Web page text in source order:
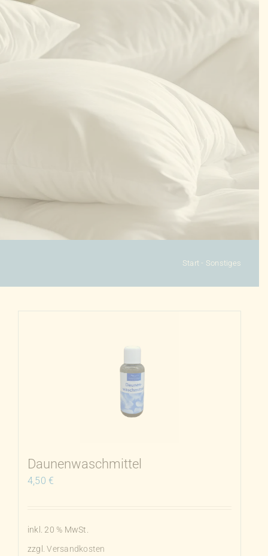
KONFIGURATOR
DAUNENDECKEN
ÜBER UNS
Start - Sonstiges
Daunenwaschmittel
4,50€
inkl. 20 % MwSt.
zzgl.Versandkosten